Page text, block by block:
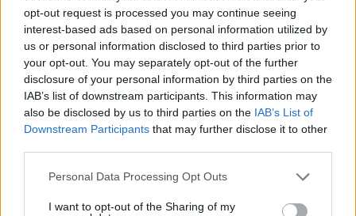
opt-out request is processed you may continue seeing
interest-based ads based on personal information utilized by
us or personal information disclosed to third parties prior to
your opt-out. You may separately opt-out of the further
disclosure of your personal information by third parties on the
IAB’s list of downstream participants. This information may
also be disclosed by us to third parties on the IAB’s List of
Downstream Participants that may further disclose it to other
Please note that this website/app uses one or more Google
not limited to your visit or usage behaviour. You may click to
Personal Data Processing Opt Outs
I want to opt-out of the Sharing of my
Ο καιρός την Πέμπτη 20-02-2025
Στη Θεσσαλία, τις Σποράδες, την κεντρική και
ανατολική Στερεά, την Εύβοια, τις δυτικές
Κυκλάδες, την Κρήτη και πρόσκαιρα τις
πρωινές ώρες στην κεντρική Μακεδονία
υπόλοιπη χώρα λίγες νεφώσεις παροδικά
αυξημένες. Χιόνια θα πέσουν στην κεντρική